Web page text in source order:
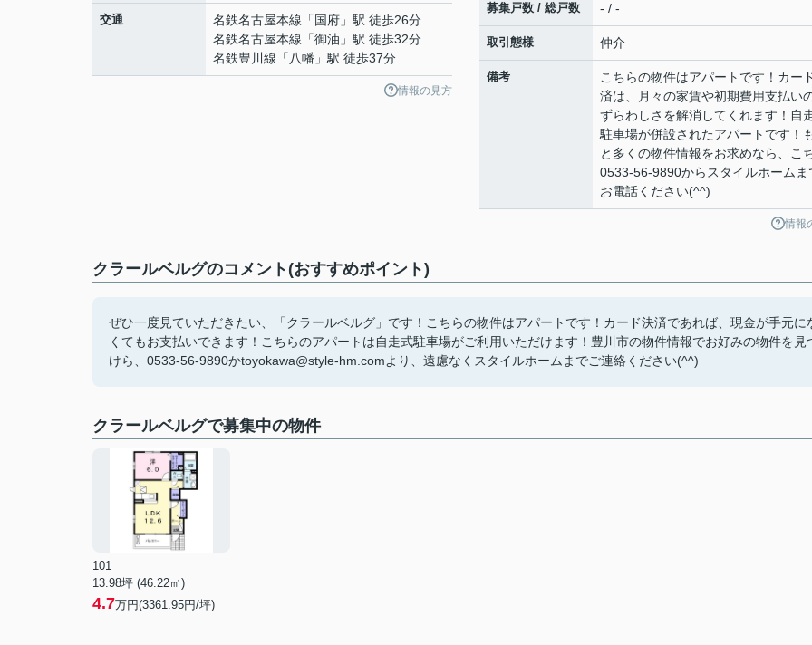
交通 名鉄名古屋本線 「 国府 」駅 徒歩26分
名鉄名古屋本線 「御油 」駅 徒歩32分
名鉄豊川線 「 八幡 」駅 徒歩37分
情報の見方
募集戸数 / 総戸数 - / -
取引態様 仲介
備考
こちらの物件はアパートです！カー
済は、月々の家賃や初期費用支払い
ずらわしさを解消してくれます！自
駐車場が併設されたアパートです！
と多くの物件情報をお求めなら、こ
0533-56-9890からスタイルホームま
お電話ください(^^)
情報
クラールベルグのコメント(おすすめポイント)
ぜひ一度見ていただきたい、「クラールベルグ」です！こちらの物件はアパートです！カード決済であれば、現金が手元に
くてもお支払いできます！こちらのアパートは自走式駐車場がご利用いただけます！豊川市の物件情報でお好みの物件を見
けら、0533-56-9890かtoyokawa@style-hm.comより、遠慮なくスタイルホームまでご連絡ください(^^)
クラールベルグで募集中の物件
101
13.98坪 (46.22㎡)
4.7万円(3361.95円/坪)